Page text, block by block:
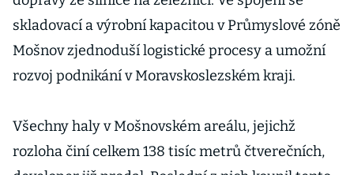
skladovací a výrobní kapacitou v Průmyslové zóně
Mošnov zjednoduší logistické procesy a umožní
rozvoj podnikání v Moravskoslezském kraji.
Všechny haly v Mošnovském areálu, jejichž
rozloha činí celkem 138 tisíc metrů čtverečních,